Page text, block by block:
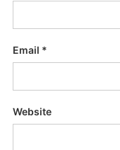
Email *
Website